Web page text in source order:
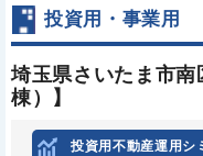
投資用・事業用
埼玉県さいたま市
棟）】
投資用不動産運用シ